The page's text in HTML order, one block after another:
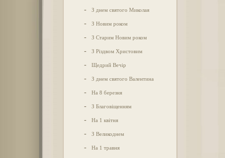
- З днем святого Миколая
- З Новим роком
- З Старим Новим роком
- З Різдвом Христовим
- Щедрий Вечір
- З днем святого Валентина
- На 8 березня
- З Благовіщенням
- На 1 квітня
- З Великоднем
- На 1 травня